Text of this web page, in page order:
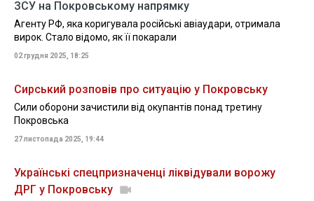
ЗСУ на Покровському напрямку
Агенту РФ, яка коригувала російські авіаудари, отримала
вирок. Стало відомо, як її покарали
02 грудня 2025, 18:25
Сирський розповів про ситуацію у Покровську
Сили оборони зачистили від окупантів понад третину
Покровська
27 листопада 2025, 19:44
Українські спецпризначенці ліквідували ворожу
ДРГ у Покровську